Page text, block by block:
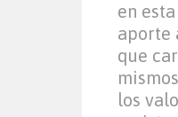
en
aporte
que
los